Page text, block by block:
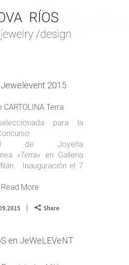
Jewelevent 2015
para la
de Joyería
«Terra» en Galleria
Inauguración el 7
Read More
Share
en JeWeLEVeNT